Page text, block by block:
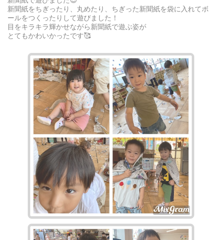
新聞紙をちぎったり、丸めたり、ちぎった新聞紙を袋に入れてボ
ールをつくったりして遊びました！
目をキラキラ輝かせながら新聞紙で遊ぶ姿が
とてもかわいかったです🥰